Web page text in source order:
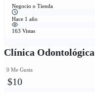
Negocio o Tienda
Hace 1 año
163 Vistas
Clínica Odontológica
0 Me Gusta
$10